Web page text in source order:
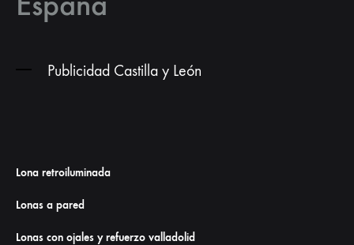
Publicidad Castilla y León
Lona retroiluminada
Lonas a pared
Lonas con ojales y refuerzo valladolid